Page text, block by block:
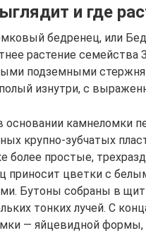
и где
бедренец, или
растение
подземными
изнутри, с
основании камнеломки
крупно-зубчатых
более простые,
приносит цветки с
Бутоны собраны в
тонких лучей. С
— яйцевидной формы,